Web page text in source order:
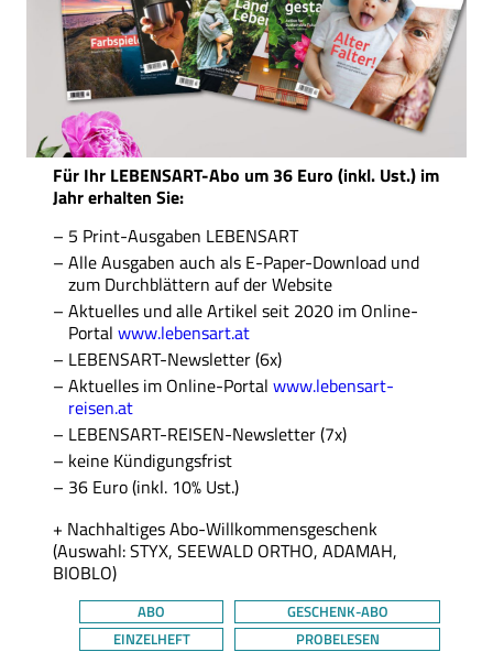
Für Ihr LEBENSART-Abo um 36 Euro (inkl. Ust.) im
Jahr erhalten Sie:
5 Print-Ausgaben LEBENSART
Alle Ausgaben auch als E-Paper-Download und
zum Durchblättern auf der Website
Aktuelles und alle Artikel seit 2020 im Online-
Portal www.lebensart.at
LEBENSART-Newsletter (6x)
Aktuelles im Online-Portal www.lebensart-
reisen.at
LEBENSART-REISEN-Newsletter (7x)
keine Kündigungsfrist
36 Euro (inkl. 10% Ust.)
+ Nachhaltiges Abo-Willkommensgeschenk
(Auswahl: STYX, SEEWALD ORTHO, ADAMAH,
BIOBLO)
ABO
GESCHENK-ABO
EINZELHEFT
PROBELESEN